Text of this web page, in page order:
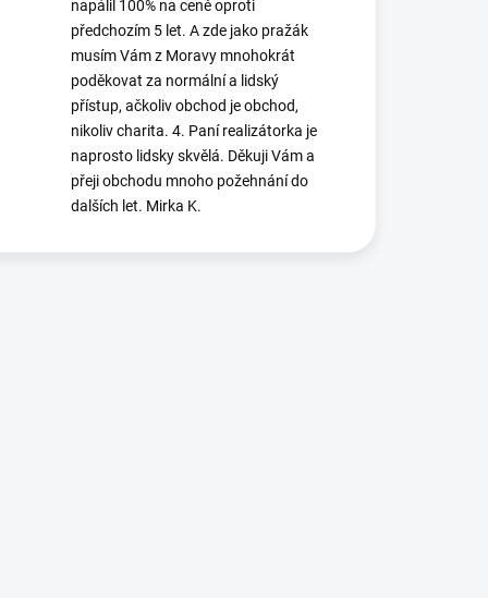
napálil 100% na ceně oproti
předchozím 5 let. A zde jako pražák
musím Vám z Moravy mnohokrát
poděkovat za normální a lidský
přístup, ačkoliv obchod je obchod,
nikoliv charita. 4. Paní realizátorka je
naprosto lidsky skvělá. Děkuji Vám a
přeji obchodu mnoho požehnání do
dalších let. Mirka K.